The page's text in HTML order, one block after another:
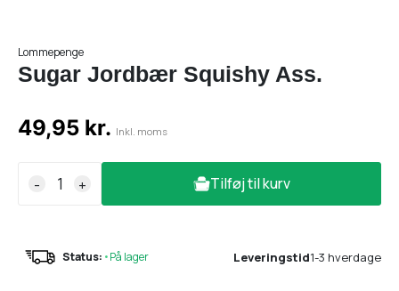
Lommepenge
Sugar Jordbær Squishy Ass.
49,95 kr. Inkl. moms
- + Tilføj til kurv
Status: •På lager Leveringstid1-3 hverdage